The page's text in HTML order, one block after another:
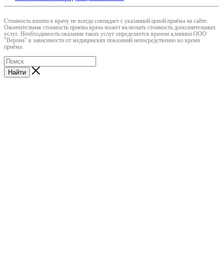
Cтоимость визита к врачу не всегда совпадает с указанной ценой приёма на сайте.
Окончательная стоимость приема врача может включать стоимость дополнительных
услуг. Необходимость оказания таких услуг определяется врачом клиники ООО
"Верона" в зависимости от медицинских показаний непосредственно во время
приёма.
Найти